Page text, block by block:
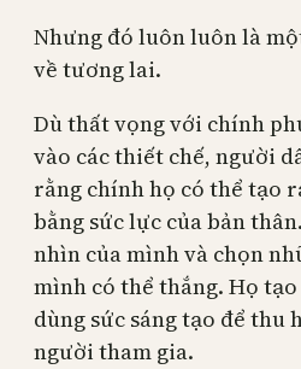
Nhưng đó luôn luôn là
về tương lai.
Dù thất vọng với chính
vào các thiết chế, người
rằng chính họ có thể tạo
bằng sức lực của bản
nhìn của mình và chọn
mình có thể thắng. Họ
dùng sức sáng tạo để thu
người tham gia.